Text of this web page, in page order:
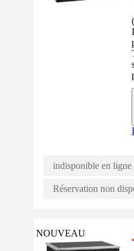
(
indisponible en ligne
Réservation non
NOUVEAU